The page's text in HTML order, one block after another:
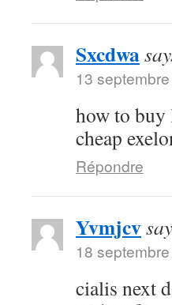
Sxcdwa
13
how to buy
cheap
Répondre
Yvmjcv
18
cialis next